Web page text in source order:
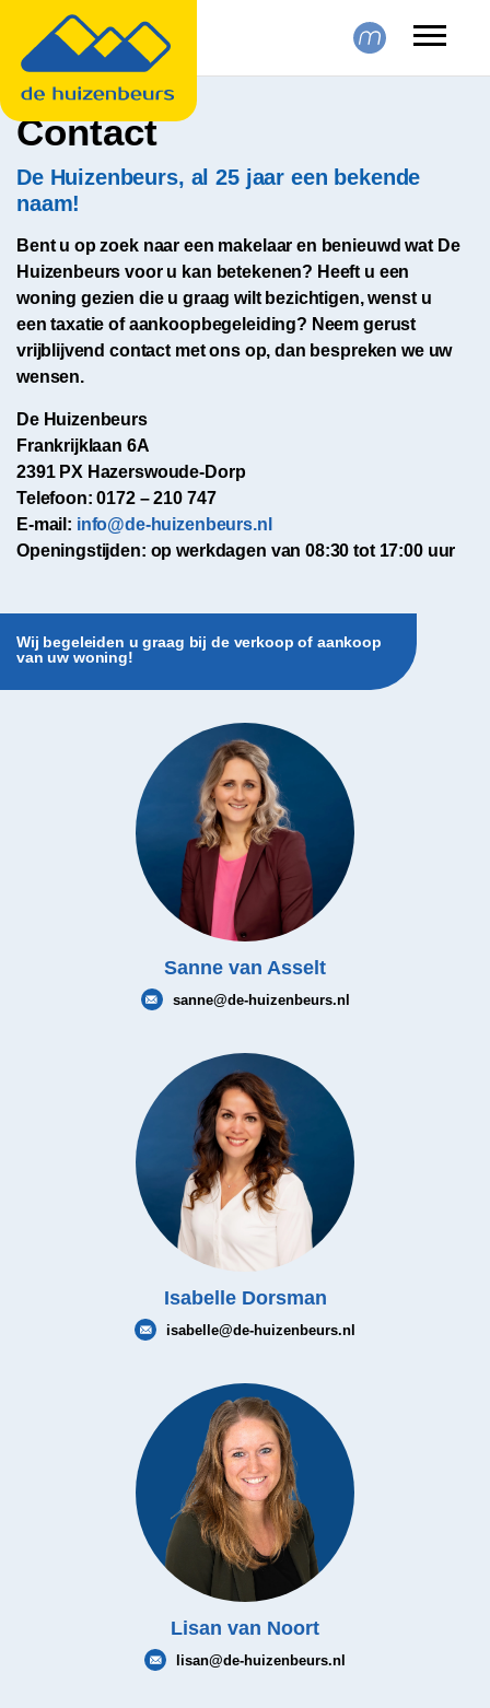
Contact
De Huizenbeurs, al 25 jaar een bekende
naam!
Bent u op zoek naar een makelaar en benieuwd wat De
Huizenbeurs voor u kan betekenen? Heeft u een
woning gezien die u graag wilt bezichtigen, wenst u
een taxatie of aankoopbegeleiding? Neem gerust
vrijblijvend contact met ons op, dan bespreken we uw
wensen.
De Huizenbeurs
Frankrijklaan 6A
2391 PX Hazerswoude-Dorp
Telefoon: 0172 – 210 747
E-mail: info@de-huizenbeurs.nl
Openingstijden: op werkdagen van 08:30 tot 17:00 uur
Wij begeleiden u graag bij de verkoop of aankoop
van uw woning!
Sanne van Asselt
sanne@de-huizenbeurs.nl
Isabelle Dorsman
isabelle@de-huizenbeurs.nl
Lisan van Noort
lisan@de-huizenbeurs.nl